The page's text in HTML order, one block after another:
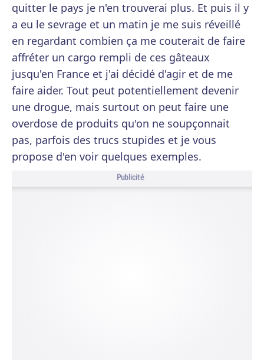
quitter le pays je n'en trouverai plus. Et puis il y
a eu le sevrage et un matin je me suis réveillé
en regardant combien ça me couterait de faire
affréter un cargo rempli de ces gâteaux
jusqu'en France et j'ai décidé d'agir et de me
faire aider. Tout peut potentiellement devenir
une drogue, mais surtout on peut faire une
overdose de produits qu'on ne soupçonnait
pas, parfois des trucs stupides et je vous
propose d'en voir quelques exemples.
Publicité